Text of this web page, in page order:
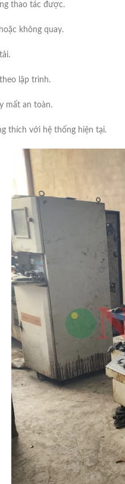
thao tác được.
không quay.
lập trình.
mất an toàn.
thích với hệ thống hiện tại.